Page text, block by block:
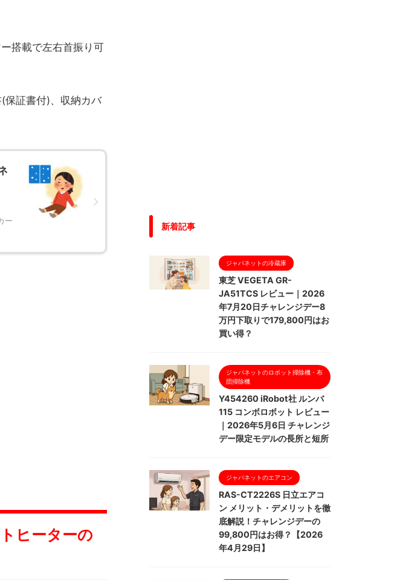
搭載で左右首振り可
保証書付)、収納カバ
ー
ヒーターの
新着記事
ジャパネットの冷蔵庫
東芝 VEGETA GR-
JA51TCS レビュー｜2026
年7月20日チャレンジデー8
万円下取りで179,800円はお
買い得？
ジャパネットのロボット掃除機・布
団掃除機
Y454260 iRobot社 ルンバ
115 コンボロボット レビュー
｜2026年5月6日 チャレンジ
デー限定モデルの長所と短所
ジャパネットのエアコン
RAS-CT2226S 日立エアコ
ン メリット・デメリットを徹
底解説！チャレンジデーの
99,800円はお得？【2026
年4月29日】